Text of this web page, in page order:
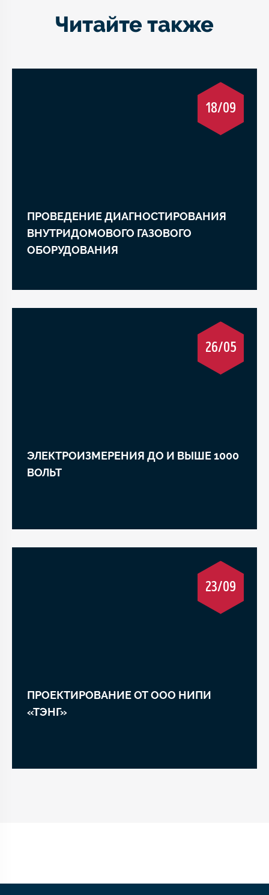
Читайте также
18/09
ПРОВЕДЕНИЕ ДИАГНОСТИРОВАНИЯ
ВНУТРИДОМОВОГО ГАЗОВОГО
ОБОРУДОВАНИЯ
26/05
ЭЛЕКТРОИЗМЕРЕНИЯ ДО И ВЫШЕ 1000
ВОЛЬТ
23/09
ПРОЕКТИРОВАНИЕ ОТ ООО НИПИ
«ТЭНГ»